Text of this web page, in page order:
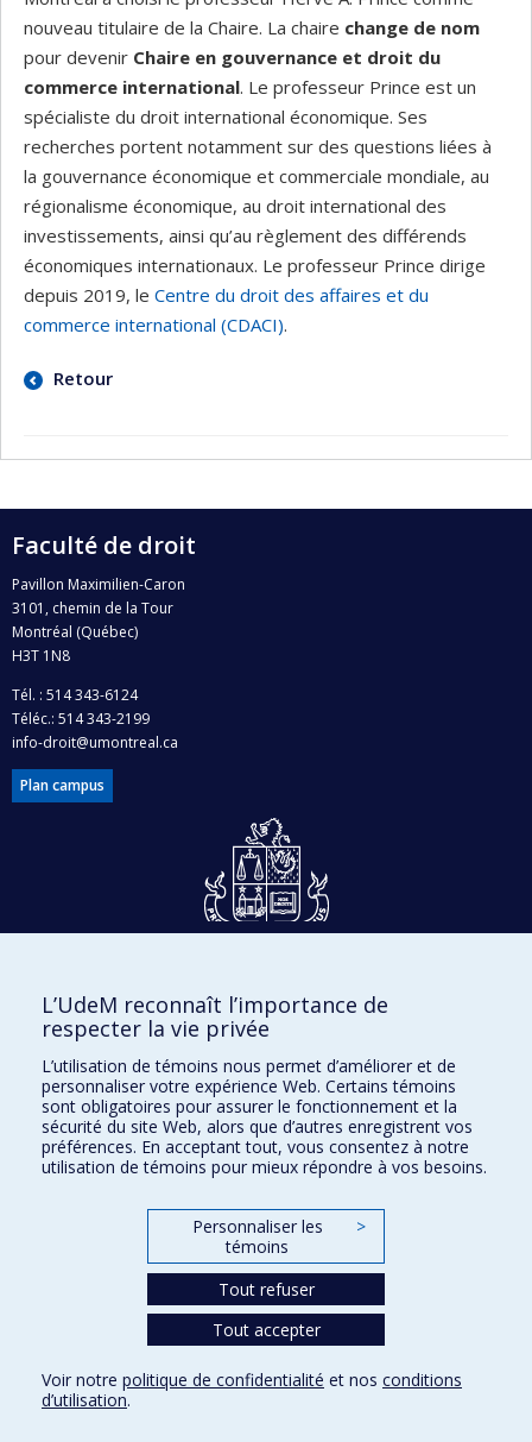
nouveau titulaire de la Chaire. La chaire change de nom
pour devenir Chaire en gouvernance et droit du
commerce international. Le professeur Prince est un
spécialiste du droit international économique. Ses
recherches portent notamment sur des questions liées à
la gouvernance économique et commerciale mondiale, au
régionalisme économique, au droit international des
investissements, ainsi qu’au règlement des différends
économiques internationaux. Le professeur Prince dirige
depuis 2019, le Centre du droit des affaires et du
commerce international (CDACI).
Retour
Faculté de droit
Pavillon Maximilien-Caron
3101, chemin de la Tour
Montréal (Québec)
H3T 1N8
Tél. : 514 343-6124
Téléc.: 514 343-2199
info-droit@umontreal.ca
Plan campus
Accès protégé
Facebook|Twitter
LinkedIn|Instagram
Conditions d’utilisation
L’UdeM reconnaît l’importance de
respecter la vie privée
L’utilisation de témoins nous permet d’améliorer et de
personnaliser votre expérience Web. Certains témoins
sont obligatoires pour assurer le fonctionnement et la
sécurité du site Web, alors que d’autres enregistrent vos
préférences. En acceptant tout, vous consentez à notre
utilisation de témoins pour mieux répondre à vos besoins.
Personnaliser les
témoins
>
Tout refuser
Tout accepter
Voir notre politique de confidentialité et nos conditions
d’utilisation.